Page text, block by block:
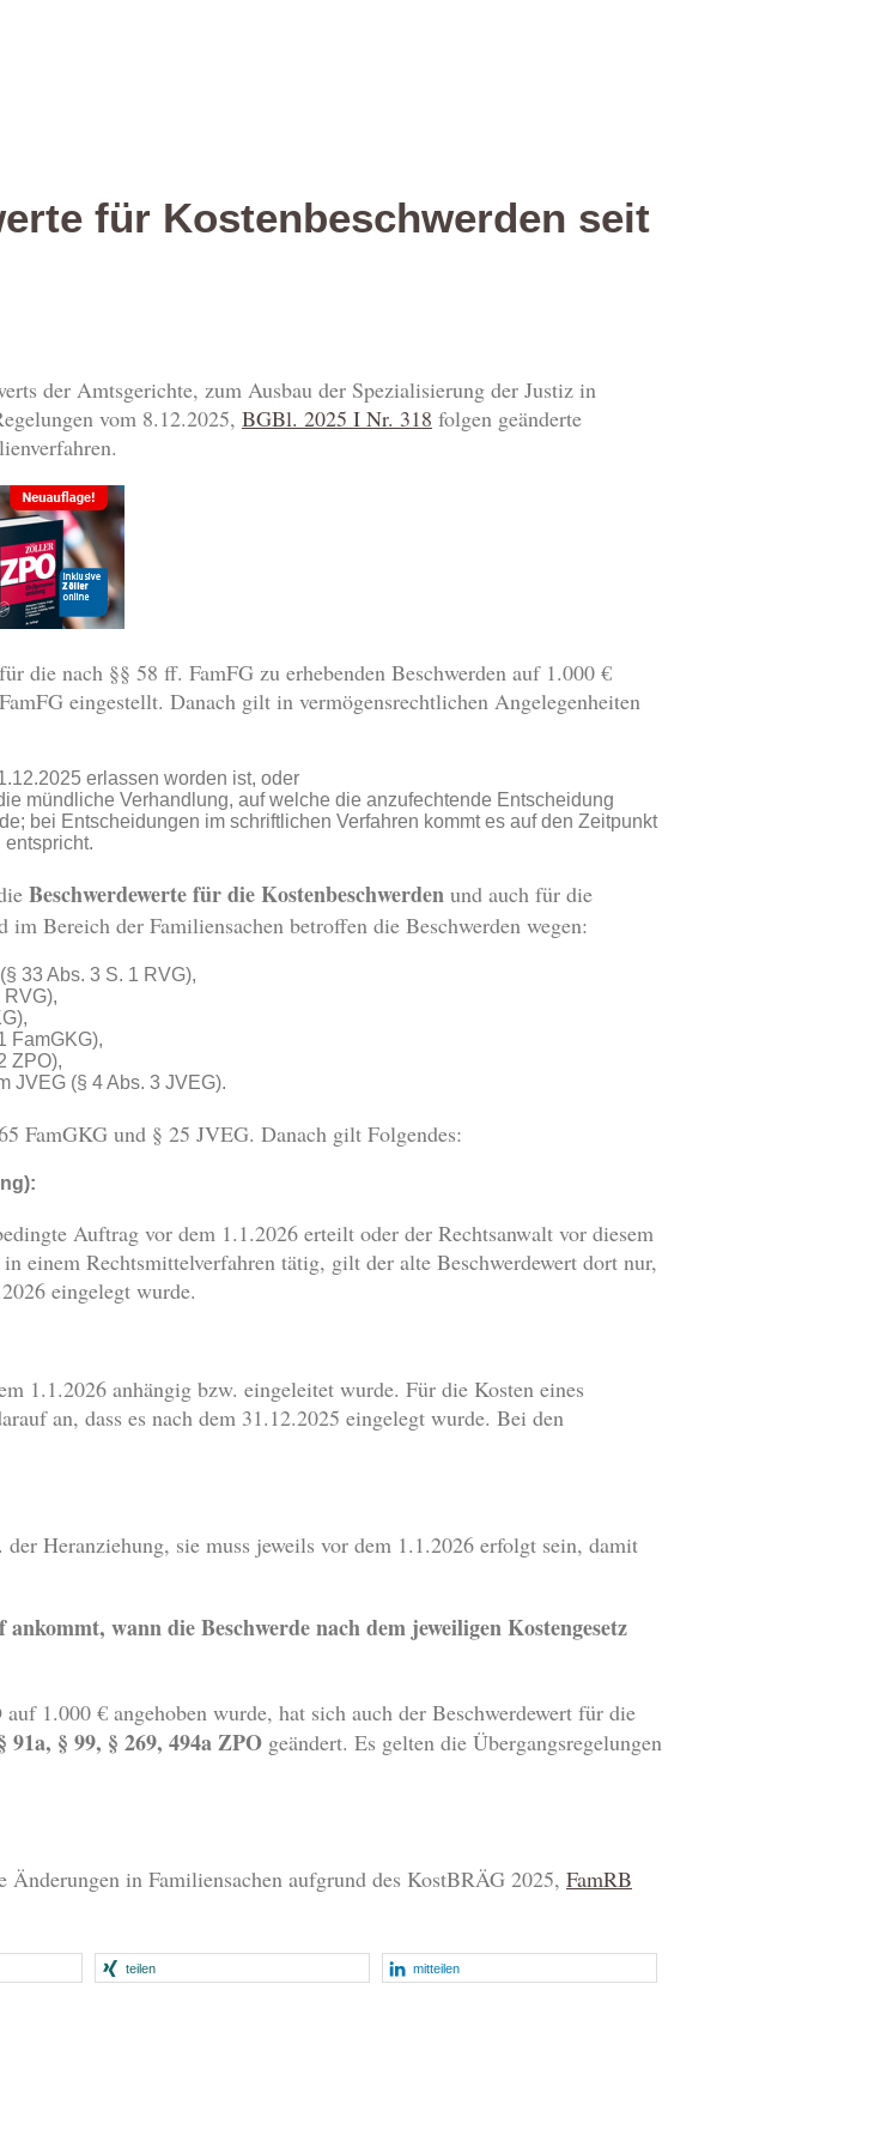
für Kostenbeschwerden seit
der Amtsgerichte, zum Ausbau der Spezialisierung der Justiz in
vom 8.12.2025, BGBl. 2025 I Nr. 318 folgen geänderte
die nach §§ 58 ff. FamFG zu erhebenden Beschwerden auf 1.000 €
eingestellt. Danach gilt in vermögensrechtlichen Angelegenheiten
erlassen worden ist, oder
mündliche Verhandlung, auf welche die anzufechtende Entscheidung
bei Entscheidungen im schriftlichen Verfahren kommt es auf den Zeitpunkt
Beschwerdewerte für die Kostenbeschwerden und auch für die
im Bereich der Familiensachen betroffen die Beschwerden wegen:
33 Abs. 3 S. 1 RVG),
FamGKG),
ZPO),
JVEG (§ 4 Abs. 3 JVEG).
FamGKG und § 25 JVEG. Danach gilt Folgendes:
Auftrag vor dem 1.1.2026 erteilt oder der Rechtsanwalt vor diesem
einem Rechtsmittelverfahren tätig, gilt der alte Beschwerdewert dort nur,
eingelegt wurde.
1.1.2026 anhängig bzw. eingeleitet wurde. Für die Kosten eines
an, dass es nach dem 31.12.2025 eingelegt wurde. Bei den
Heranziehung, sie muss jeweils vor dem 1.1.2026 erfolgt sein, damit
wann die Beschwerde nach dem jeweiligen Kostengesetz
1.000 € angehoben wurde, hat sich auch der Beschwerdewert für die
91a, § 99, § 269, 494a ZPO geändert. Es gelten die Übergangsregelungen
Änderungen in Familiensachen aufgrund des KostBRÄG 2025, FamRB
teilen mitteilen